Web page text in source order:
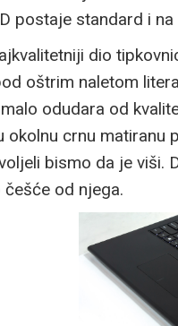
postaje standard i
dio
oštrim naletom
odudara od
okolnu crnu matiranu
bismo da je viši.
od njega.